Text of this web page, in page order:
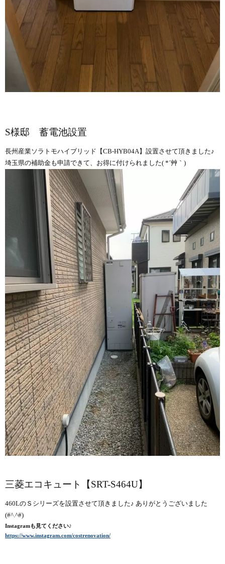
S様邸 蓄電池設置
長州産業ソラトモハイブリッド【CB-HYB04A】設置させて頂きました♪
埼玉県の補助金も申請できて、お得に付けられました( *´艸｀)
三菱エコキュート【SRT-S464U】
460LのＳシリーズを設置させて頂きました♪ ありがとうございました
(#^.^#)
Instagramも見てください♪
https://www.instagram.com/costrenovation/